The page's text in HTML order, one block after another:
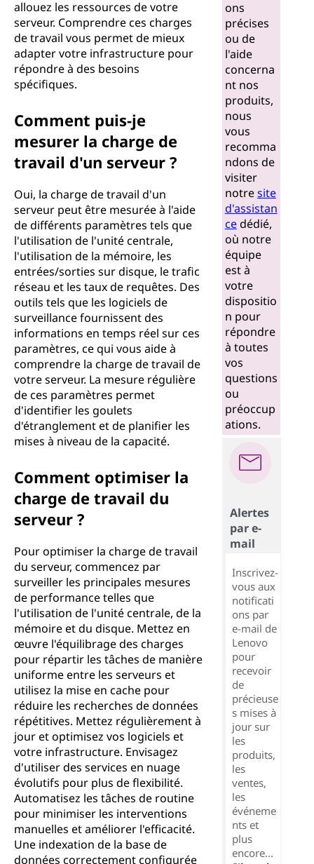
allouez les ressources de votre
serveur. Comprendre ces charges
de travail vous permet de mieux
adapter votre infrastructure pour
répondre à des besoins
spécifiques.
Comment puis-je
mesurer la charge de
travail d'un serveur ?
Oui, la charge de travail d'un
serveur peut être mesurée à l'aide
de différents paramètres tels que
l'utilisation de l'unité centrale,
l'utilisation de la mémoire, les
entrées/sorties sur disque, le trafic
réseau et les taux de requêtes. Des
outils tels que les logiciels de
surveillance fournissent des
informations en temps réel sur ces
paramètres, ce qui vous aide à
comprendre la charge de travail de
votre serveur. La mesure régulière
de ces paramètres permet
d'identifier les goulets
d'étranglement et de planifier les
mises à niveau de la capacité.
Comment optimiser la
charge de travail du
serveur ?
Pour optimiser la charge de travail
du serveur, commencez par
surveiller les principales mesures
de performance telles que
l'utilisation de l'unité centrale, de la
mémoire et du disque. Mettez en
œuvre l'équilibrage des charges
pour répartir les tâches de manière
uniforme entre les serveurs et
utilisez la mise en cache pour
réduire les recherches de données
répétitives. Mettez régulièrement à
jour et optimisez vos logiciels et
votre infrastructure. Envisagez
d'utiliser des services en nuage
évolutifs pour plus de flexibilité.
Automatisez les tâches de routine
pour minimiser les interventions
manuelles et améliorer l'efficacité.
Une indexation de la base de
données correctement configurée
ons
précises
ou de
l'aide
concerna
nt nos
produits,
nous
vous
recomma
ndons de
visiter
notresite
d'assistan
cedédié,
où notre
équipe
est à
votre
dispositio
n pour
répondre
à toutes
vos
questions
ou
préoccup
ations.
Alertes
par e-
mail
Inscrivez-
vous aux
notificati
ons par
e-mail de
Lenovo
pour
recevoir
de
précieuse
s mises à
jour sur
les
produits,
les
ventes,
les
événeme
nts et
plus
encore...